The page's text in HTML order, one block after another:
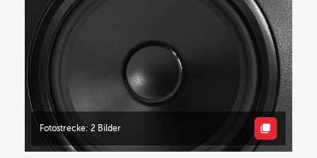
Fotostrecke: 2 Bilder